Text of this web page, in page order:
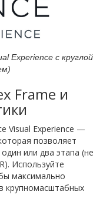
Experience с круглой
Frame и
Visual Experience —
позволяет
или два этапа (не
Используйте
максимально
крупномасштабных